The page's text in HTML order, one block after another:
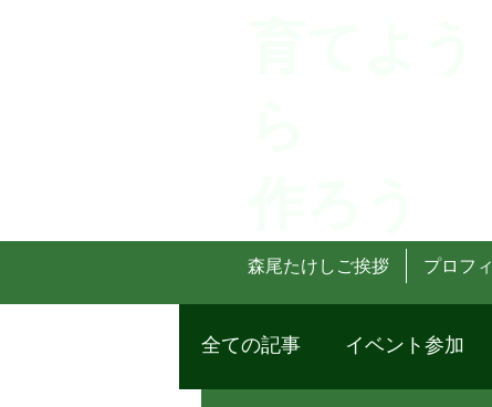
森尾たけしご挨拶 プロフ
全ての記事 イベント参加